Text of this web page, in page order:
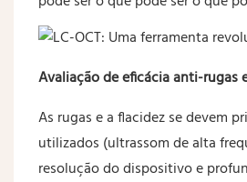
Avaliação de eficácia anti-rugas
As rugas e a flacidez se devem
utilizados (ultrassom de alta
resolução do dispositivo e